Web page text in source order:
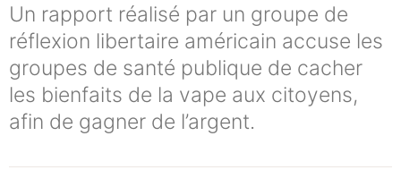
Un rapport réalisé par un groupe de
réflexion libertaire américain accuse les
groupes de santé publique de cacher
les bienfaits de la vape aux citoyens,
afin de gagner de l’argent.